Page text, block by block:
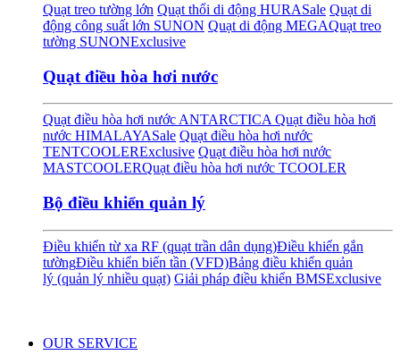
Quạt treo tường lớn Quạt thổi di động HURASale Quạt di
động công suất lớn SUNON Quạt di động MEGAQuạt treo
tường SUNONExclusive
Quạt điều hòa hơi nước
Quạt điều hòa hơi nước ANTARCTICA Quạt điều hòa hơi
nước HIMALAYASale Quạt điều hòa hơi nước
TENTCOOLERExclusive Quạt điều hòa hơi nước
MASTCOOLERQuạt điều hòa hơi nước TCOOLER
Bộ điều khiển quản lý
Điều khiển từ xa RF (quạt trần dân dụng)Điều khiển gắn
tườngĐiều khiển biến tần (VFD)Bảng điều khiển quản
lý (quản lý nhiều quạt) Giải pháp điều khiển BMSExclusive
OUR SERVICE